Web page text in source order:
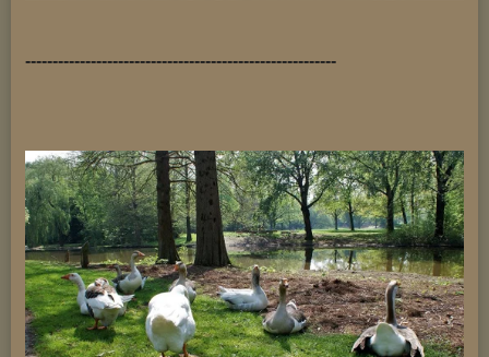
---------------------------------------------------------